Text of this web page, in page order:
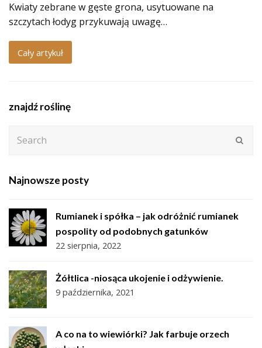
Kwiaty zebrane w gęste grona, usytuowane na
szczytach łodyg przykuwają uwagę…
Cały artykuł
znajdź roślinę
Najnowsze posty
Rumianek i spółka – jak odróżnić rumianek
pospolity od podobnych gatunków
22 sierpnia, 2022
Żółtlica -niosąca ukojenie i odżywienie.
9 października, 2021
A co na to wiewiórki? Jak farbuje orzech